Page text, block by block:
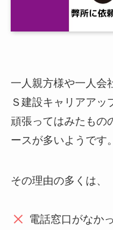
一人親方様や一人会
Ｓ建設キャリアアッ
頑張ってはみたもの
ースが多いようです。
その理由の多くは、
電話窓口がなか